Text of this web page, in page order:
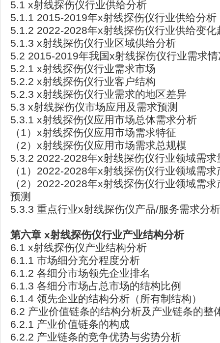
5.1 x射线探伤仪行业供给分析
5.1.1 2015-2019年x射线探伤仪行业供给分析
5.1.2 2022-2028年x射线探伤仪行业供给变化
5.1.3 x射线探伤仪行业区域供给分析
5.2 2015-2019年我国x射线探伤仪行业需求情
5.2.1 x射线探伤仪行业需求市场
5.2.2 x射线探伤仪行业客户结构
5.2.3 x射线探伤仪行业需求的地区差异
5.3 x射线探伤仪市场应用及需求预测
5.3.1 x射线探伤仪应用市场总体需求分析
（1）x射线探伤仪应用市场需求特征
（2）x射线探伤仪应用市场需求总规模
5.3.2 2022-2028年x射线探伤仪行业领域需求
（1）2022-2028年x射线探伤仪行业领域需
（2）2022-2028年x射线探伤仪行业领域需
预测
5.3.3 重点行业x射线探伤仪产品/服务需求分
第六章 x射线探伤仪行业产业结构分析
6.1 x射线探伤仪产业结构分析
6.1.1 市场细分充分程度分析
6.1.2 各细分市场领先企业排名
6.1.3 各细分市场占总市场的结构比例
6.1.4 领先企业的结构分析（所有制结构）
6.2 产业价值链条的结构分析及产业链条的整
6.2.1 产业价值链条的构成
6.2.2 产业链条的竞争优势与劣势分析